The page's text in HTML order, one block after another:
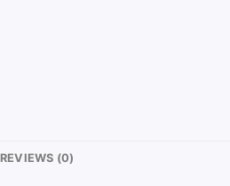
REVIEWS (0)